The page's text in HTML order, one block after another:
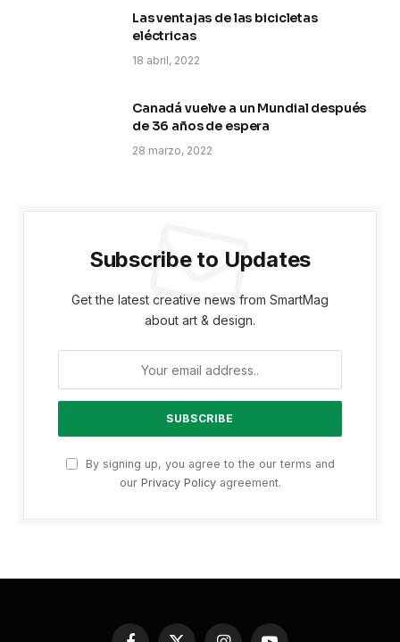
Las ventajas de las bicicletas
eléctricas
18 abril, 2022
Canadá vuelve a un Mundial después
de 36 años de espera
28 marzo, 2022
Subscribe to Updates
Get the latest creative news from SmartMag
about art & design.
By signing up, you agree to the our terms and
our Privacy Policyagreement.